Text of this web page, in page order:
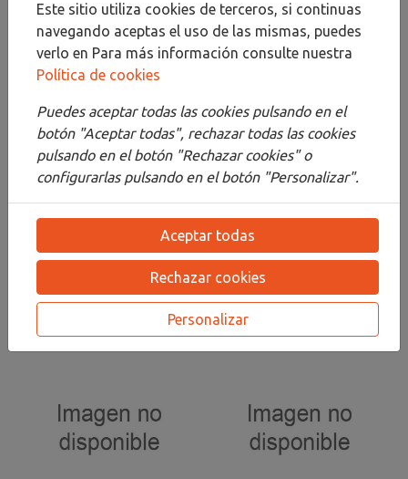
Añadir al
carrito
Añadir al
carrito
PINCEL ESCODA
CLASICO CARRADO
Añadir al
PINCEL ESCODA
CLASICO CARRADO
Añadir al
Este sitio utiliza cookies de terceros, si continuas
navegando aceptas el uso de las mismas, puedes
verlo en Para más información consulte nuestra
Política de cookies
Puedes aceptar todas las cookies pulsando en el
botón "Aceptar todas", rechazar todas las cookies
pulsando en el botón "Rechazar cookies" o
configurarlas pulsando en el botón "Personalizar".
Aceptar todas
Rechazar cookies
Personalizar